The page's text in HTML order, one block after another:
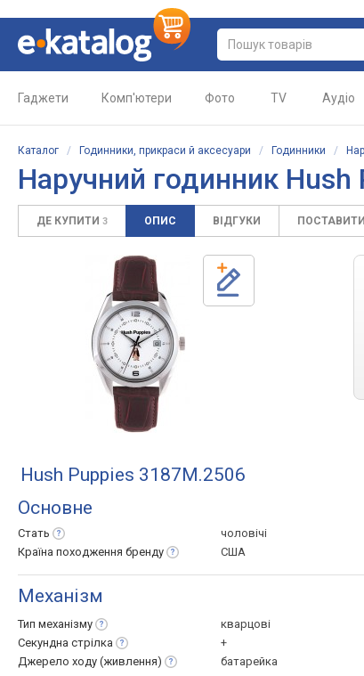
Гаджети Комп'ютери Фото TV Аудіо
Каталог / Годинники, прикраси й аксесуари / Годинники /
Наручний годинник
ДЕ КУПИТИ 3 ОПИС ВІДГУКИ
Hush Puppies 3187M.2506
Основне
Стать
чоловічі
Країна походження бренду США
Механізм
Тип механізму
кварцові
Секундна стрілка
+
Джерело ходу (живлення) батарейка